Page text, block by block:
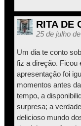
RITA DE
25 de julho
Um dia te conto
fiz a direção. Ficou
apresentação foi
momentos antes
tempo, a
surpresa; a
delicioso mundo